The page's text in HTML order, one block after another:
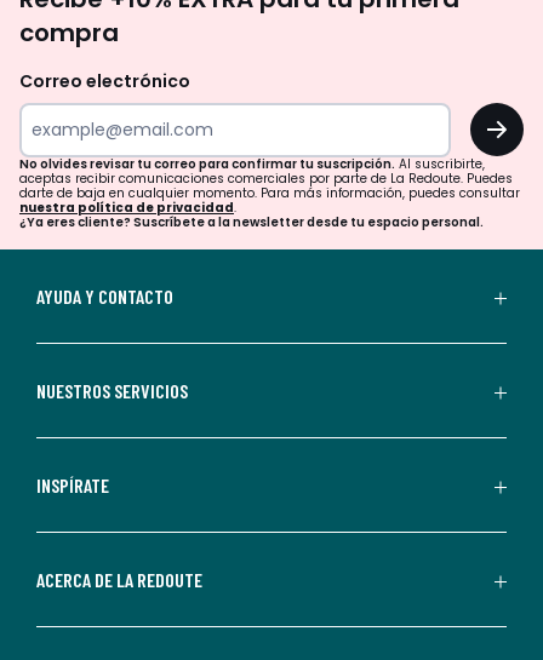
te
tu
para
confirmar
tu
suscripción.
aceptas
comerciales
personalizadas
parte
Redoute.
compra
Correo electrónico
OK
No olvides revisar tu correo para confirmar tu suscripción. Al suscribirte,
aceptas recibir comunicaciones comerciales por parte de La Redoute. Puedes
darte de baja en cualquier momento. Para más información, puedes consultar
nuestra política de privacidad.
¿Ya eres cliente? Suscríbete a la newsletter desde tu espacio personal.
AYUDA Y CONTACTO
NUESTROS SERVICIOS
INSPÍRATE
ACERCA DE LA REDOUTE